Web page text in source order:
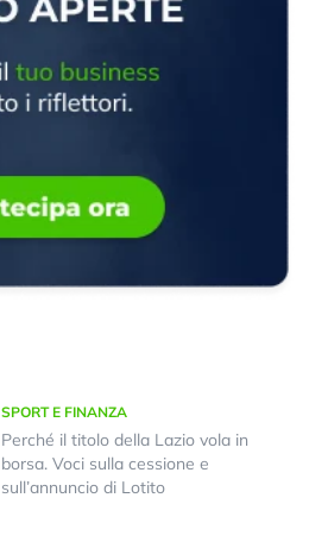
SPORT E FINANZA
Perché il titolo della Lazio vola in
borsa. Voci sulla cessione e
sull’annuncio di Lotito